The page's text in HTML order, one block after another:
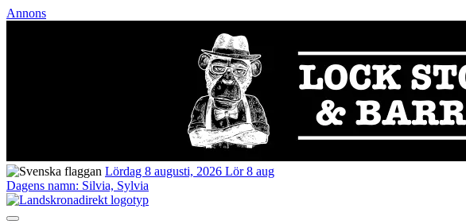
Annons
Lördag 8 augusti, 2026 Lör 8 aug
Dagens namn: Silvia, Sylvia